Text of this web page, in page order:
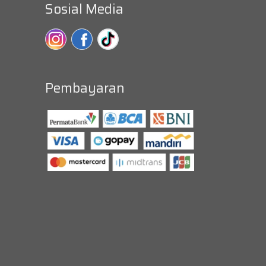
Sosial Media
Pembayaran